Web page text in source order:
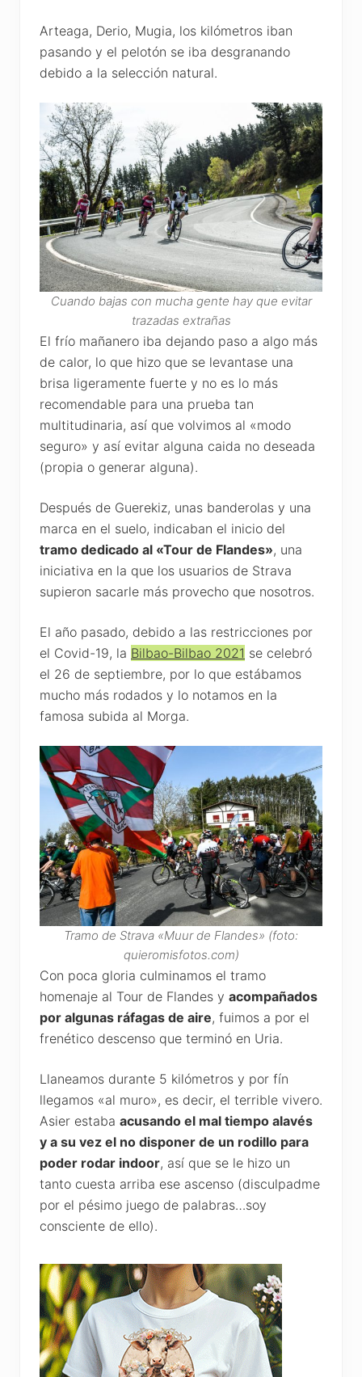
Arteaga, Derio, Mugia, los kilómetros iban
pasando y el pelotón se iba desgranando
debido a la selección natural.
Cuando bajas con mucha gente hay que evitar
trazadas extrañas
El frío mañanero iba dejando paso a algo más
de calor, lo que hizo que se levantase una
brisa ligeramente fuerte y no es lo más
recomendable para una prueba tan
multitudinaria, así que volvimos al «modo
seguro» y así evitar alguna caida no deseada
(propia o generar alguna).
Después de Guerekiz, unas banderolas y una
marca en el suelo, indicaban el inicio del
tramo dedicado al «Tour de Flandes», una
iniciativa en la que los usuarios de Strava
supieron sacarle más provecho que nosotros.
El año pasado, debido a las restricciones por
el Covid-19, la Bilbao-Bilbao 2021 se celebró
el 26 de septiembre, por lo que estábamos
mucho más rodados y lo notamos en la
famosa subida al Morga.
Tramo de Strava «Muur de Flandes» (foto:
quieromisfotos.com)
Con poca gloria culminamos el tramo
homenaje al Tour de Flandes y acompañados
por algunas ráfagas de aire, fuimos a por el
frenético descenso que terminó en Uria.
Llaneamos durante 5 kilómetros y por fín
llegamos «al muro», es decir, el terrible vivero.
Asier estaba acusando el mal tiempo alavés
y a su vez el no disponer de un rodillo para
poder rodar indoor, así que se le hizo un
tanto cuesta arriba ese ascenso (disculpadme
por el pésimo juego de palabras…soy
consciente de ello).